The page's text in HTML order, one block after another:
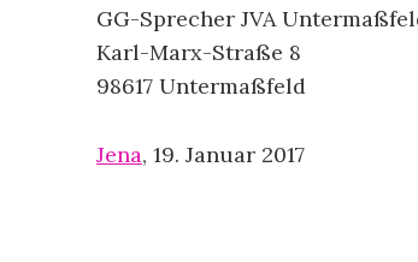
GG-Sprecher JVA
Karl-Marx-Straße 8
98617 Untermaßfeld
Jena, 19. Januar 2017